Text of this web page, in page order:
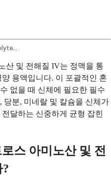
Amino Acids And Electrolytes In Dextrose With Calcium Intravenous Route
산 및 전해질 IV는 정맥을 통
용액입니다. 이 포괄적인 혼
없을 때 신체에 필요한 필수
당분, 미네랄 및 칼슘을 신체가
달하는 신중하게 균형 잡힌
스 아미노산 및 전